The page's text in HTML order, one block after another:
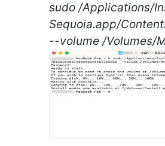
sudo /Applications/
Sequoia.app/
--volume /Volumes/